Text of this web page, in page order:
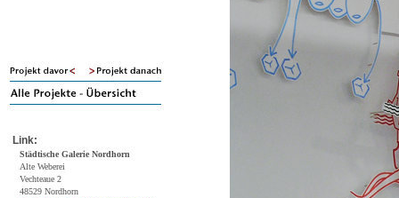
Link:
Städtische Galerie Nordhorn
Alte Weberei
Vechteaue 2
48529 Nordhorn